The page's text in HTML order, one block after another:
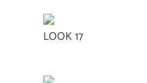
LOOK 17